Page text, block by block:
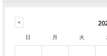
日 月 火